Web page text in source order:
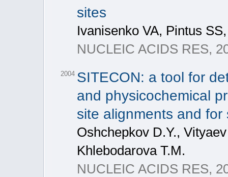
sites
Ivanisenko VA, Pintus
NUCLEIC ACIDS RES,
2004 SITECON: a tool for
and physicochemical
site alignments and for
Oshchepkov D.Y.,
Khlebodarova T.M.
NUCLEIC ACIDS RES,